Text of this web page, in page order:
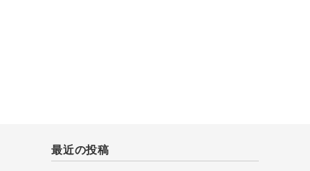
最近の投稿